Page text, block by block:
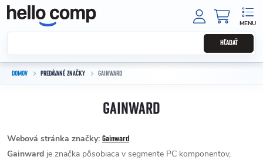
Prejsť na obsah
HĽADAŤ
DOMOV PREDÁVANÉ ZNAČKY GAINWARD
GAINWARD
Webová stránka značky: Gainward
Gainward je značka pôsobiaca v segmente PC komponentov,